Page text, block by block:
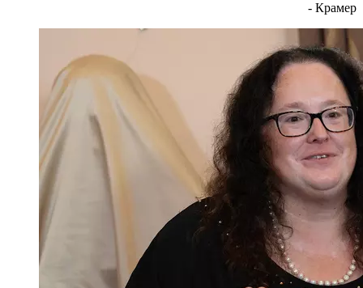
- Крамер